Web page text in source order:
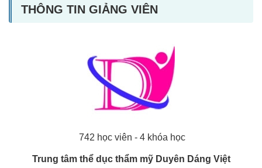
THÔNG TIN GIẢNG VIÊN
742 học viên - 4 khóa học
Trung tâm thể dục thẩm mỹ Duyên Dáng Việt